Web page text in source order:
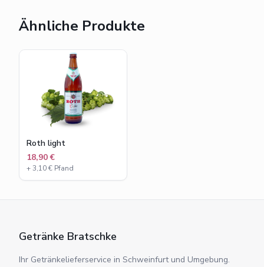
Ähnliche Produkte
Roth light
18,90 €
+3,10€ Pfand
Getränke Bratschke
Ihr Getränkelieferservice in Schweinfurt und Umgebung.